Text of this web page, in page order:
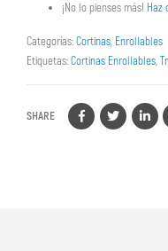
¡No lo pienses más! Haz
Categorías:Cortinas, Enrollables
Etiquetas:Cortinas Enrollables,
SHARE